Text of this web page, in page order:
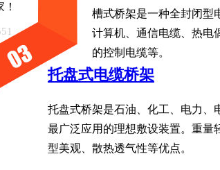
槽式桥架是一种全封闭型
计算机、通信电缆、热电
的控制电缆等。
托盘式桥架是石油、化工、电力、
最广泛应用的理想敷设装置。重量
型美观、散热透气性等优点。
托盘式电缆桥架